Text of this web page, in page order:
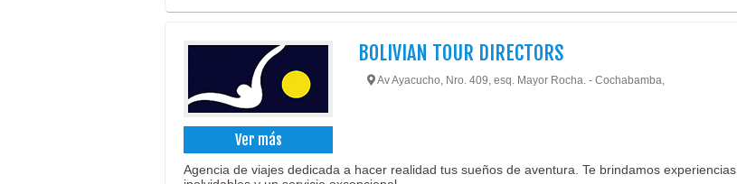
Ver más
BOLIVIAN TOUR DIRECTORS
Av Ayacucho, Nro. 409, esq. Mayor Rocha. - Cochabamba,
Agencia de viajes dedicada a hacer realidad tus sueños de aventura. Te brindamos experiencias